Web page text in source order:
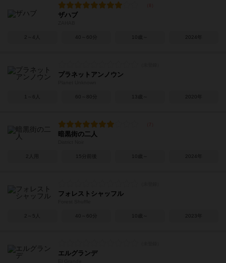
ザハブ
2～4人 40～60分 10歳～ 2024年
プラネットアンノウン
1～6人 60～80分 13歳～ 2020年
暗黒街の二人
2人用 15分前後 10歳～ 2024年
フォレストシャッフル
2～5人 40～60分 10歳～ 2023年
エルグランデ